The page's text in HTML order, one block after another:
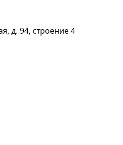
д. 94, строение 4